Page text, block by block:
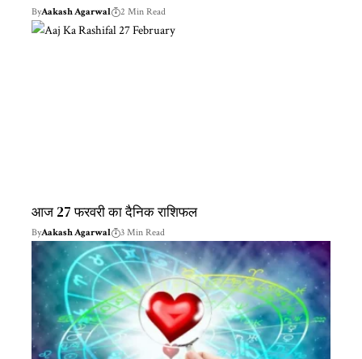
ByAakash Agarwal 2 Min Read
आज 27 फरवरी का दैनिक राशिफल
ByAakash Agarwal 3 Min Read